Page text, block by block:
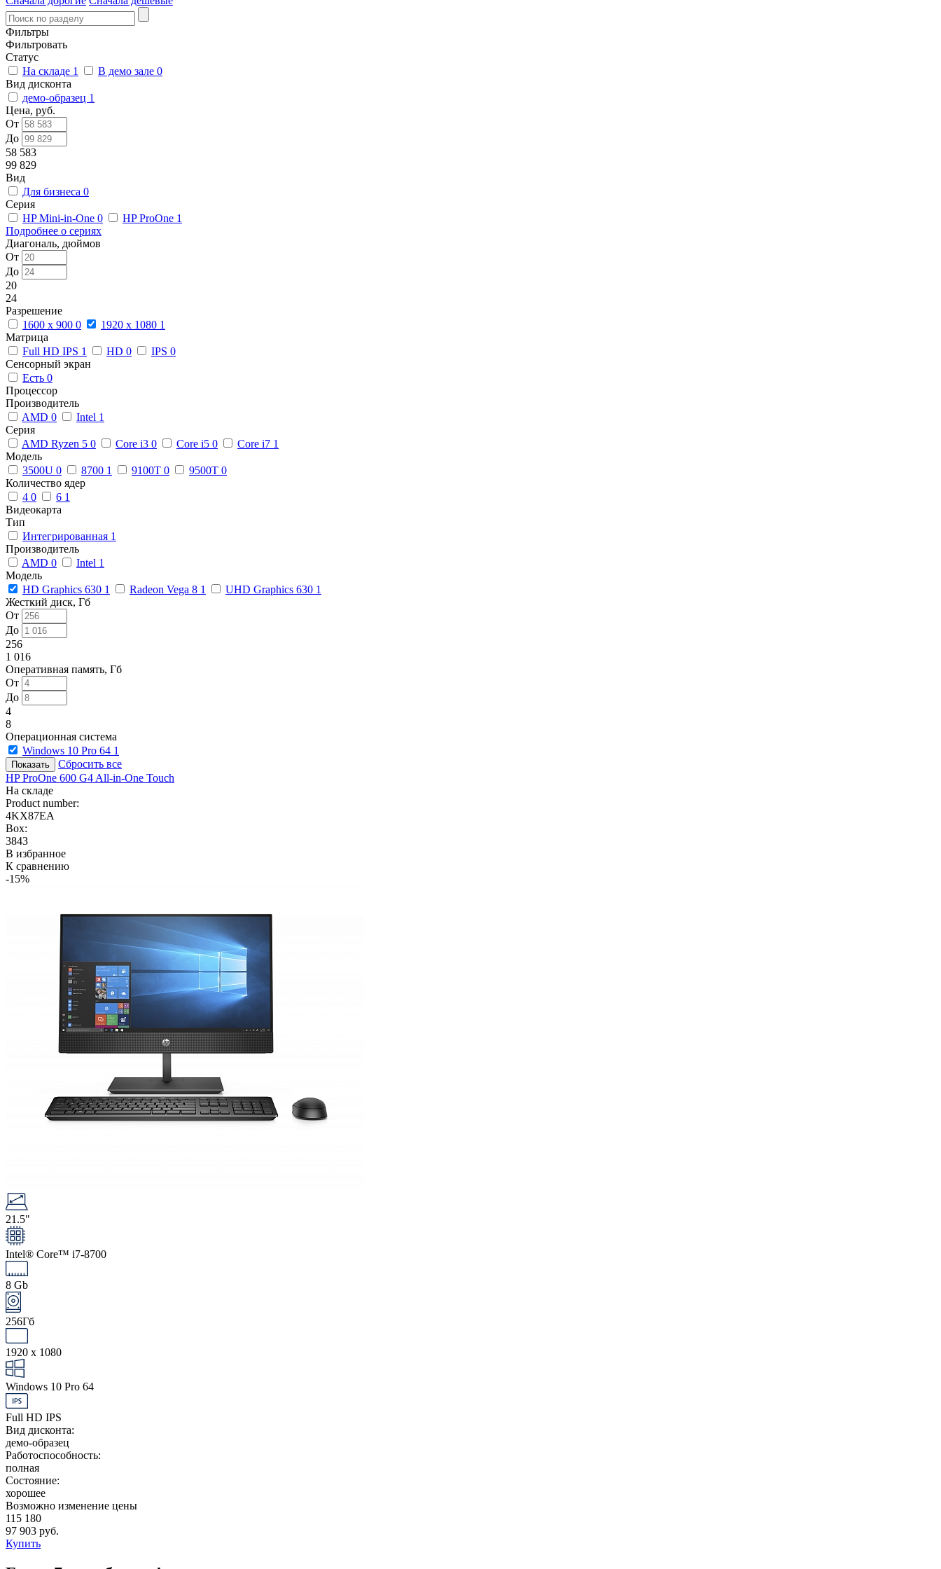
Фильтры
Фильтровать
Статус
На складе 1 В демо зале 0
Вид дисконта
демо-образец 1
Цена, руб.
От
До
58 583
99 829
Вид
Для бизнеса 0
Серия
HP Mini-in-One 0 HP ProOne 1
Подробнее о сериях
Диагональ, дюймов
От
До
20
24
Разрешение
1600 x 900 0 1920 x 1080 1
Матрица
Full HD IPS 1 HD 0 IPS 0
Сенсорный экран
Есть 0
Процессор
Производитель
AMD 0 Intel 1
Серия
AMD Ryzen 5 0 Core i3 0 Core i5 0 Core i7 1
Модель
3500U 0 8700 1 9100T 0 9500T 0
Количество ядер
4 0 6 1
Видеокарта
Тип
Интегрированная 1
Производитель
AMD 0 Intel 1
Модель
HD Graphics 630 1 Radeon Vega 8 1 UHD Graphics 630 1
Жесткий диск, Гб
От
До
256
1 016
Оперативная память, Гб
От
До
4
8
Операционная система
Windows 10 Pro 64 1
Сбросить все
HP ProOne 600 G4 All-in-One Touch
На складе
Product number:
4KX87EA
Box:
3843
В избранное
К сравнению
-15%
21.5"
Intel® Core™ i7-8700
8 Gb
256Гб
1920 x 1080
Windows 10 Pro 64
Full HD IPS
Вид дисконта:
демо-образец
Работоспособность:
полная
Состояние:
хорошее
Возможно изменение цены
115 180
97 903 руб.
Купить